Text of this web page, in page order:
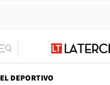
EL DEPORTIVO